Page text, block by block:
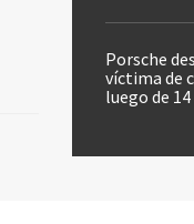
Porsche
víctima de
luego de